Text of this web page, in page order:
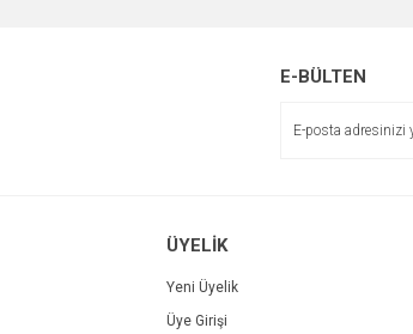
E-BÜLTEN
ÜYELİK
Yeni Üyelik
Üye Girişi